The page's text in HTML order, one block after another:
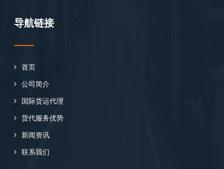
导航链接
首页
公司简介
国际货运代理
货代服务优势
新闻资讯
联系我们